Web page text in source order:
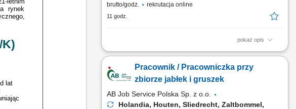
rynek
lat
brutto/godz.
rekrutacja online
11 godz.
pokaż opis
Zakres obowiązków: Sadzenie, zbiór oraz sortowanie roślin
wysyłki do klientów z całego świata; Prace pielęgnacyjne i
porządkowe w przestrzeni szklarniowej;
Pracownik / Pracowniczka przy
zbiorze jabłek i gruszek
AB Job Service Polska Sp. z o.o.
Holandia, Houten, Sliedrecht, Zaltbommel,